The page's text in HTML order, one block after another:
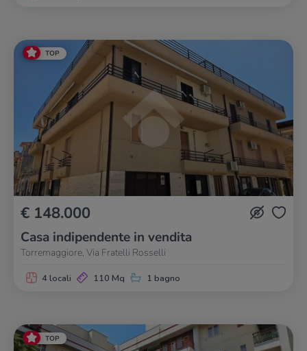
TOP
€ 148.000
Casa indipendente in vendita
Torremaggiore, Via Fratelli Rosselli
4 locali 110 Mq 1 bagno
TOP